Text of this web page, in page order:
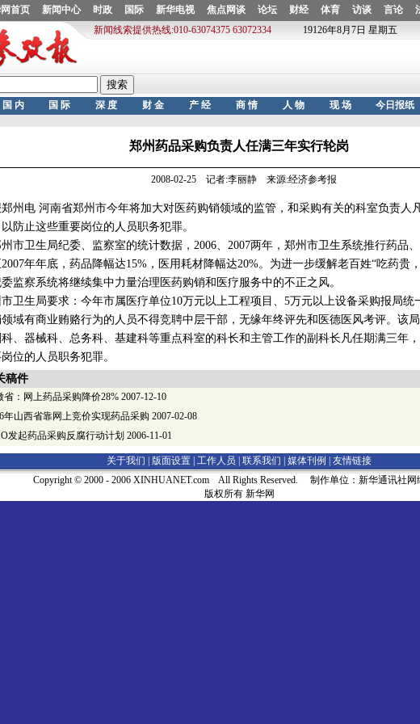
郑州药品采购负责人任满三年实行轮岗
2008-02-25 记者:李丽静 来源:经济参考报
电 河南省郑州市今年将加大对医药购销领域的监管，和采购有关的科室负责人
防止这些重要岗位的人员职务犯罪。
卫生局纪委、监察室的统计数据，2006、2007两年，郑州市卫生系统推行药品
年年底，药品降幅达15%，医用耗材降幅达20%。为进一步缓解老百姓“吃药贵
监察系统将继续集中力量治理医药购销和医疗服务中的不正之风。
生局要求：今年市属医疗单位10万元以上工程项目、5万元以上设备采购报局统
领域有商业贿赂行为的人员不得竞聘中层干部，无缘年终评先和医德医风考评。该
、器械科、总务科、基建科等重点科室的科长和主管工作的副科长凡任期满三年
位的人员职务犯罪。
稿件
省：网上药品采购降价28% 2007-12-10
年山西省靠网上竞价实现药品采购 2007-02-08
发起药品采购反腐行动计划 2006-11-01
关于我们 | 版面设置 工作人员 联系我们 媒体刊例
友情链接
Copyright © 2000 - 2006 XINHUANET.com All Rights Reserved. 制作单位：新华通讯社网
版权所有 新华网